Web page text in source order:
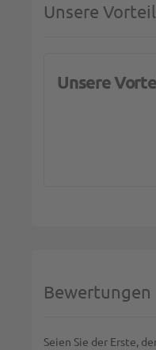
Unsere
Unsere
Bewertungen
Seien Sie der Erste,